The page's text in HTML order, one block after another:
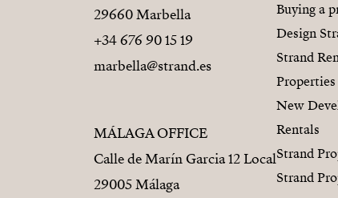
29660 Marbella
+34 676 90 15 19
marbella@strand.es
MÁLAGA OFFICE
Calle de Marín Garcia 12 Local
29005 Málaga
Buying a
Design
Strand
Properties
New
Rentals
Strand
Strand